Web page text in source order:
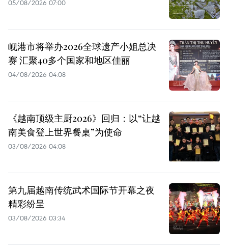
05/08/2026 07:00
岘港市将举办2026全球遗产小姐总决
赛 汇聚40多个国家和地区佳丽
04/08/2026 04:08
《越南顶级主厨2026》回归：以“让越
南美食登上世界餐桌”为使命
03/08/2026 04:08
第九届越南传统武术国际节开幕之夜
精彩纷呈
03/08/2026 03:34